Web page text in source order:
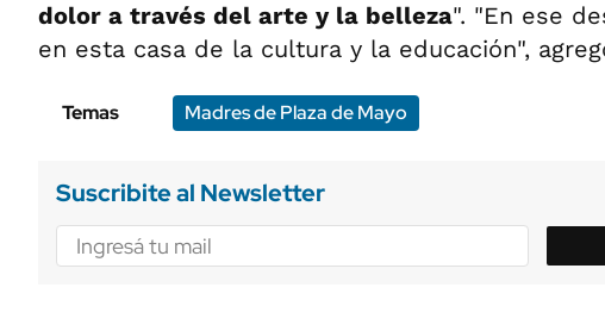
dolor a través del arte y la belleza". "En ese
en esta casa de la cultura y la educación",
Temas Madres de Plaza de Mayo
Suscribite al Newsletter